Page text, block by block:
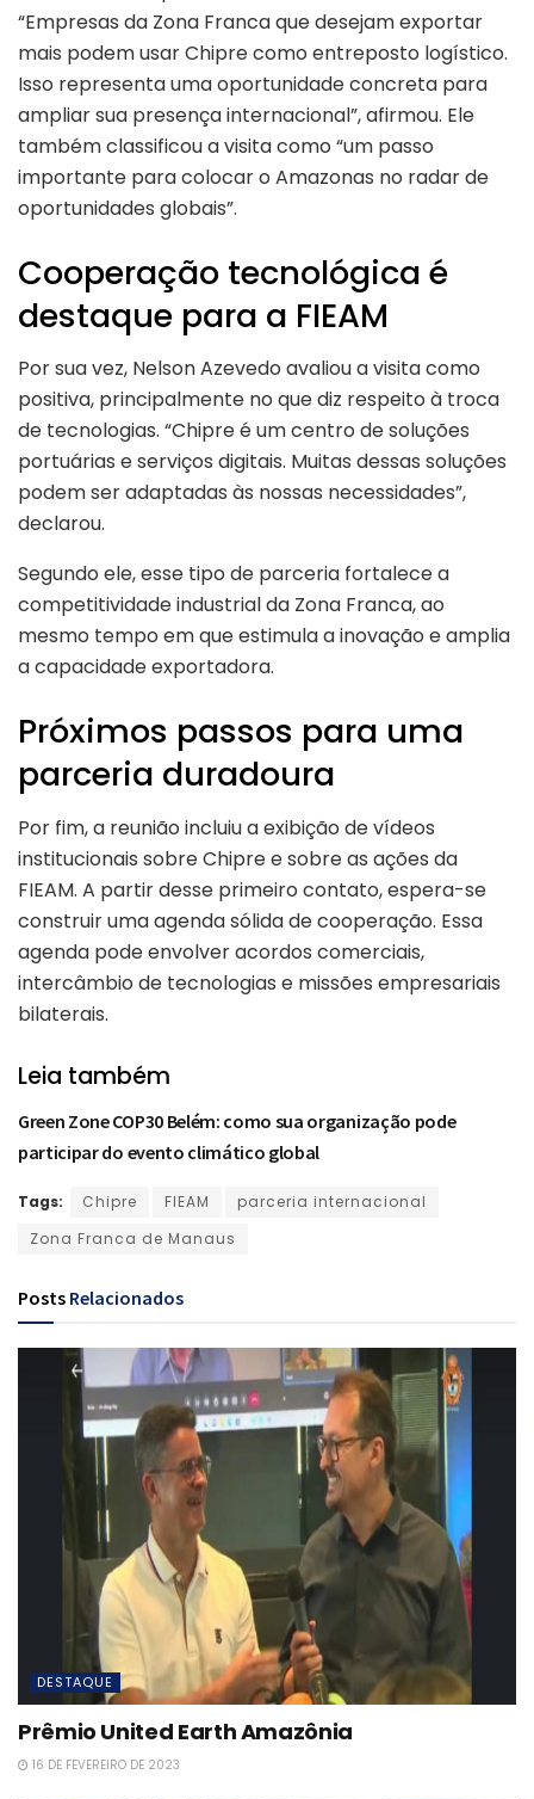
“Empresas da Zona Franca que desejam exportar
mais podem usar Chipre como entreposto logístico.
Isso representa uma oportunidade concreta para
ampliar sua presença internacional”, afirmou. Ele
também classificou a visita como “um passo
importante para colocar o Amazonas no radar de
oportunidades globais”.
Cooperação tecnológica é
destaque para a FIEAM
Por sua vez, Nelson Azevedo avaliou a visita como
positiva, principalmente no que diz respeito à troca
de tecnologias. “Chipre é um centro de soluções
portuárias e serviços digitais. Muitas dessas soluções
podem ser adaptadas às nossas necessidades”,
declarou.
Segundo ele, esse tipo de parceria fortalece a
competitividade industrial da Zona Franca, ao
mesmo tempo em que estimula a inovação e amplia
a capacidade exportadora.
Próximos passos para uma
parceria duradoura
Por fim, a reunião incluiu a exibição de vídeos
institucionais sobre Chipre e sobre as ações da
FIEAM. A partir desse primeiro contato, espera-se
construir uma agenda sólida de cooperação. Essa
agenda pode envolver acordos comerciais,
intercâmbio de tecnologias e missões empresariais
bilaterais.
Leia também
Green Zone COP30 Belém: como sua organização pode
participar do evento climático global
Tags: Chipre FIEAM
parceria internacional
Zona Franca de Manaus
Posts Relacionados
DESTAQUE
Prêmio United Earth Amazônia
16 DE FEVEREIRO DE 2023